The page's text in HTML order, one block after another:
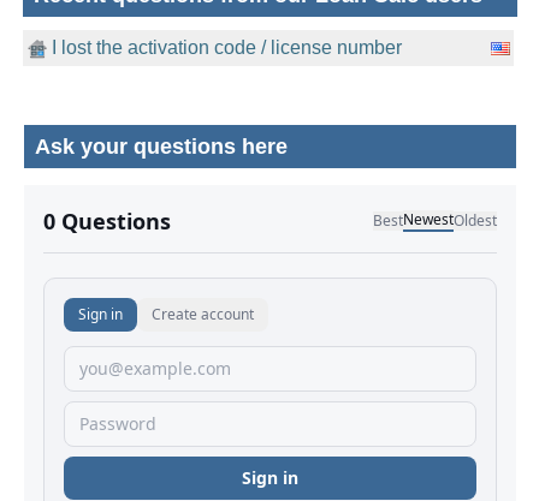
I lost the activation code / license number
Ask your questions here
No comments yet.